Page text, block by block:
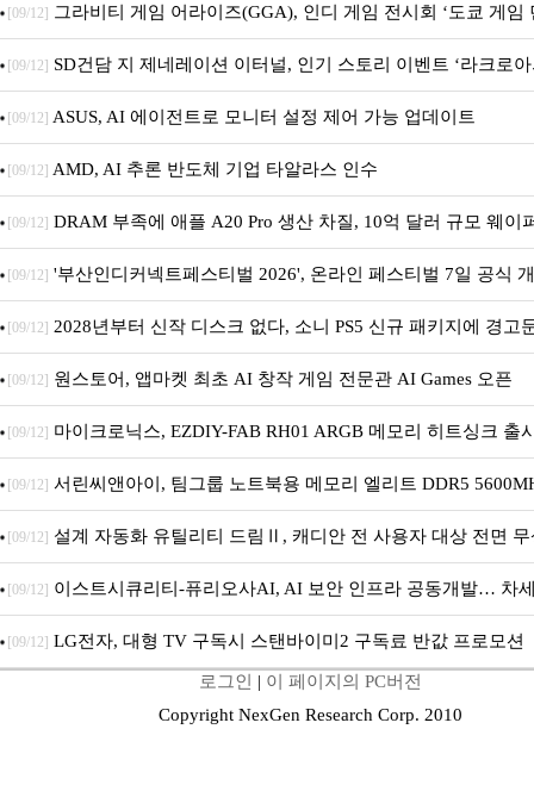
시
[09/12] 그라비티 게임 어라이즈(GGA), 인디 게임 전시회 ‘도쿄 게임
참가!
[09/12] SD건담 지 제네레이션 이터널, 인기 스토리 이벤트 ‘라크로아
재개최 및 풍성한 기념 이벤트 실시!
[09/12] ASUS, AI 에이전트로 모니터 설정 제어 가능 업데이트
[09/12] AMD, AI 추론 반도체 기업 타알라스 인수
[09/12] DRAM 부족에 애플 A20 Pro 생산 차질, 10억 달러 규모 웨이
[09/12] '부산인디커넥트페스티벌 2026', 온라인 페스티벌 7일 공식
간 진행
[09/12] 2028년부터 신작 디스크 없다, 소니 PS5 신규 패키지에 경고
[09/12] 원스토어, 앱마켓 최초 AI 창작 게임 전문관 AI Games 오픈
[09/12] 마이크로닉스, EZDIY-FAB RH01 ARGB 메모리 히트싱크 출
[09/12] 서린씨앤아이, 팀그룹 노트북용 메모리 엘리트 DDR5
출시
[09/12] 설계 자동화 유틸리티 드림Ⅱ, 캐디안 전 사용자 대상 전면 무
[09/12] 이스트시큐리티-퓨리오사AI, AI 보안 인프라 공동개발… 차
안 플랫폼 구축
[09/12] LG전자, 대형 TV 구독시 스탠바이미2 구독료 반값 프로모션
로그인 | 이 페이지의 PC버전
Copyright NexGen Research Corp. 2010